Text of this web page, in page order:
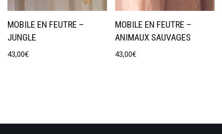
MOBILE EN FEUTRE –
JUNGLE
43,00€
MOBILE EN FEUTRE –
ANIMAUX SAUVAGES
43,00€